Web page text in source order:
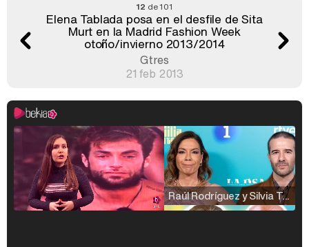
12 de 101
Elena Tablada posa en el desfile de Sita
Murt en la Madrid Fashion Week
otoño/invierno 2013/2014
Gtres
21 feb 2013
Raúl Rodríguez y Silvia Taulés nos cuentan su papel en 'La familia de la tele'